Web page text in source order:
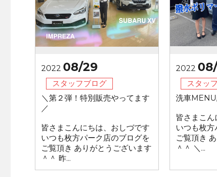
2022 08/29
スタッフブログ
＼第２弾！特別販売やってます
／
皆さまこんにちは、おしづです
いつも枚方パーク店のブログを
ご覧頂き ありがとうございます
＾＾ 昨...
2022
スタッ
洗車
皆さまこ
いつも枚
ご覧頂き
＾＾ ＼...